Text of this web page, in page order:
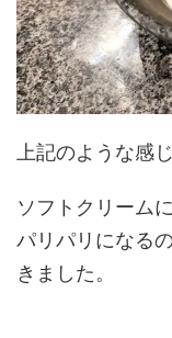
上記のような感じ
ソフトクリーム
パリパリになる
きました。